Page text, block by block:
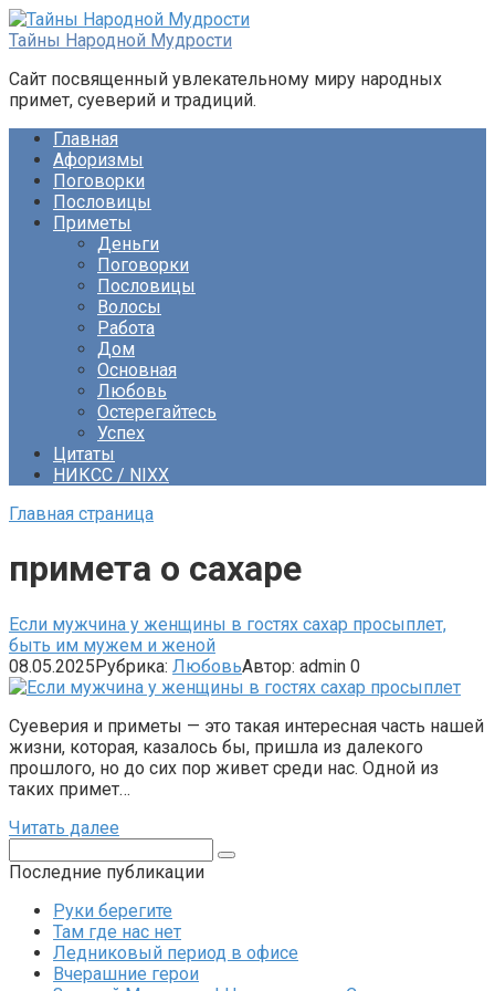
Перейти
к
Тайны Народной Мудрости
Сайт посвященный увлекательному миру народных
примет, суеверий и традиций.
Главная
Афоризмы
Поговорки
Пословицы
Приметы
Деньги
Поговорки
Пословицы
Волосы
Работа
Дом
Основная
Любовь
Остерегайтесь
Успех
Цитаты
НИКСС / NIXX
Главная страница
примета о сахаре
Если мужчина у женщины в гостях сахар просыплет,
быть им мужем и женой
08.05.2025Рубрика: ЛюбовьАвтор: admin 0
Суеверия и приметы — это такая интересная часть нашей
жизни, которая, казалось бы, пришла из далекого
прошлого, но до сих пор живет среди нас. Одной из
таких примет…
Читать далее
Последние публикации
Руки берегите
Там где нас нет
Ледниковый период в офисе
Вчерашние герои